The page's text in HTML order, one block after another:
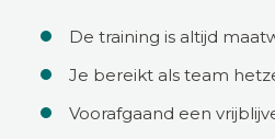
De training is altijd
Je bereikt als team
Voorafgaand een